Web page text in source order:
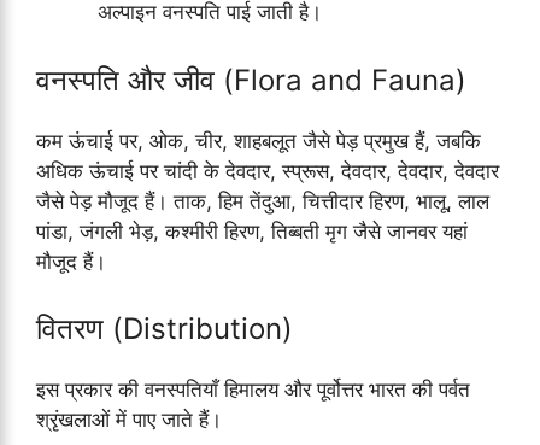
अल्पाइन वनस्पति पाई जाती है।
वनस्पति और जीव (Flora and Fauna)
कम ऊंचाई पर, ओक, चीर, शाहबलूत जैसे पेड़ प्रमुख हैं, जबकि
अधिक ऊंचाई पर चांदी के देवदार, स्प्रूस, देवदार, देवदार, देवदार
जैसे पेड़ मौजूद हैं। ताक, हिम तेंदुआ, चित्तीदार हिरण, भालू, लाल
पांडा, जंगली भेड़, कश्मीरी हिरण, तिब्बती मृग जैसे जानवर यहां
मौजूद हैं।
वितरण (Distribution)
इस प्रकार की वनस्पतियाँ हिमालय और पूर्वोत्तर भारत की पर्वत
श्रृंखलाओं में पाए जाते हैं।